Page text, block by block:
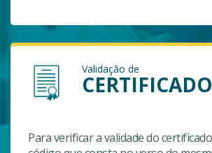
Validação de
CERTIFICADO
Para verificar a validade do